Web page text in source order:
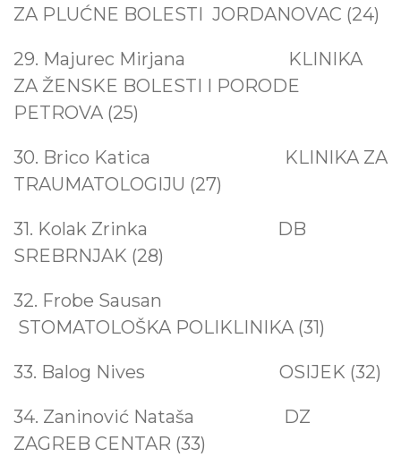
ZA PLUĆNE BOLESTI JORDANOVAC (24)
29. Majurec Mirjana
KLINIKA
ZA ŽENSKE BOLESTI I PORODE
PETROVA (25)
30. Brico Katica KLINIKA ZA
TRAUMATOLOGIJU (27)
31. Kolak Zrinka
DB
SREBRNJAK (28)
32. Frobe Sausan
STOMATOLOŠKA POLIKLINIKA (31)
33. Balog Nives OSIJEK (32)
34. Zaninović Nataša
DZ
ZAGREB CENTAR (33)